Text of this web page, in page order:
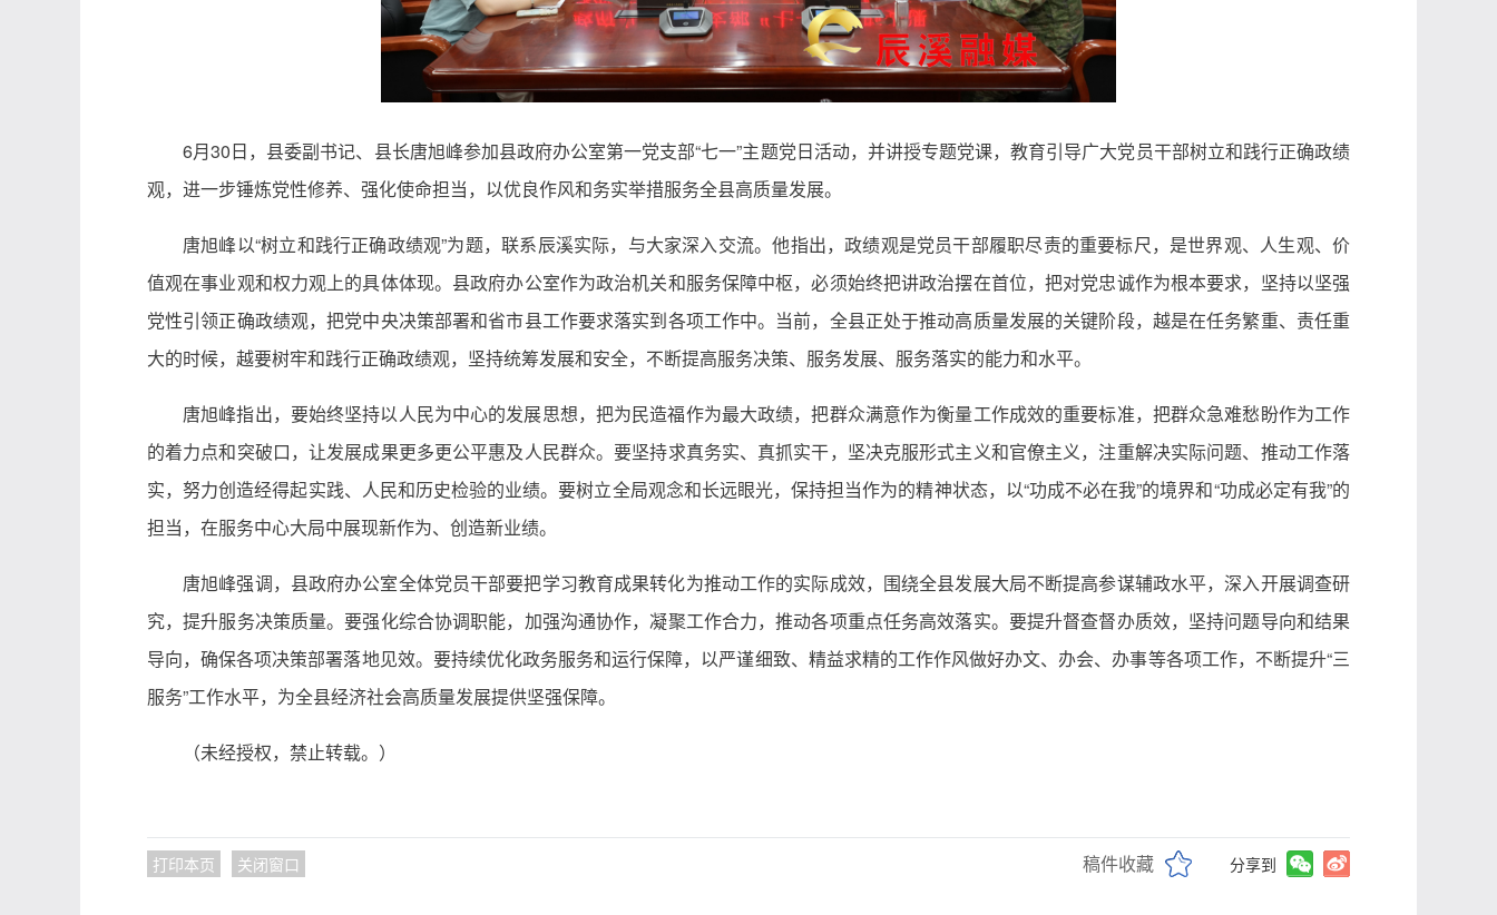
6月30日，县委副书记、县长唐旭峰参加县政府办公室第一党支部“七一”主题党日活动，并讲授专题党课，教育引导广大党员干部树立和践行正确政绩
观，进一步锤炼党性修养、强化使命担当，以优良作风和务实举措服务全县高质量发展。
唐旭峰以“树立和践行正确政绩观”为题，联系辰溪实际，与大家深入交流。他指出，政绩观是党员干部履职尽责的重要标尺，是世界观、人生观、价
值观在事业观和权力观上的具体体现。县政府办公室作为政治机关和服务保障中枢，必须始终把讲政治摆在首位，把对党忠诚作为根本要求，坚持以坚强
党性引领正确政绩观，把党中央决策部署和省市县工作要求落实到各项工作中。当前，全县正处于推动高质量发展的关键阶段，越是在任务繁重、责任重
大的时候，越要树牢和践行正确政绩观，坚持统筹发展和安全，不断提高服务决策、服务发展、服务落实的能力和水平。
唐旭峰指出，要始终坚持以人民为中心的发展思想，把为民造福作为最大政绩，把群众满意作为衡量工作成效的重要标准，把群众急难愁盼作为工作
的着力点和突破口，让发展成果更多更公平惠及人民群众。要坚持求真务实、真抓实干，坚决克服形式主义和官僚主义，注重解决实际问题、推动工作落
实，努力创造经得起实践、人民和历史检验的业绩。要树立全局观念和长远眼光，保持担当作为的精神状态，以“功成不必在我”的境界和“功成必定有我”的
担当，在服务中心大局中展现新作为、创造新业绩。
唐旭峰强调，县政府办公室全体党员干部要把学习教育成果转化为推动工作的实际成效，围绕全县发展大局不断提高参谋辅政水平，深入开展调查研
究，提升服务决策质量。要强化综合协调职能，加强沟通协作，凝聚工作合力，推动各项重点任务高效落实。要提升督查督办质效，坚持问题导向和结果
导向，确保各项决策部署落地见效。要持续优化政务服务和运行保障，以严谨细致、精益求精的工作作风做好办文、办会、办事等各项工作，不断提升“三
服务”工作水平，为全县经济社会高质量发展提供坚强保障。
（未经授权，禁止转载。）
打印本页 关闭窗口 稿件收藏 分享到